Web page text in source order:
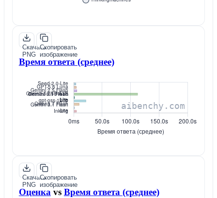
Скачать
PNG
Скопировать
изображение
Время ответа (среднее)
Скачать
PNG
Скопировать
изображение
Оценка vs Время ответа (среднее)